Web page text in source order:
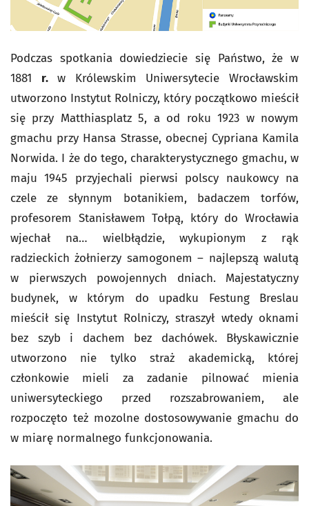
Podczas spotkania dowiedziecie się Państwo, że w
1881 r.w Królewskim Uniwersytecie Wrocławskim
utworzono Instytut Rolniczy, który początkowo mieścił
się przy Matthiasplatz 5, a od roku 1923 w nowym
gmachu przy Hansa Strasse, obecnej Cypriana Kamila
Norwida. I że do tego, charakterystycznego gmachu, w
maju 1945 przyjechali pierwsi polscy naukowcy na
czele ze słynnym botanikiem, badaczem torfów,
profesorem Stanisławem Tołpą, który do Wrocławia
wjechał na… wielbłądzie, wykupionym z rąk
radzieckich żołnierzy samogonem – najlepszą walutą
w pierwszych powojennych dniach. Majestatyczny
budynek, w którym do upadku Festung Breslau
mieścił się Instytut Rolniczy, straszył wtedy oknami
bez szyb i dachem bez dachówek. Błyskawicznie
utworzono nie tylko straż akademicką, której
członkowie mieli za zadanie pilnować mienia
uniwersyteckiego przed rozszabrowaniem, ale
rozpoczęto też mozolne dostosowywanie gmachu do
w miarę normalnego funkcjonowania.